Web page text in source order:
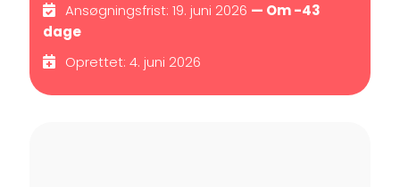
Ansøgningsfrist: 19. juni 2026 — Om -43
dage
Oprettet: 4. juni 2026